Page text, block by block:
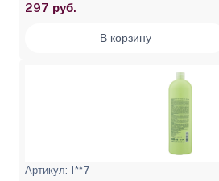
297 руб.
В корзину
Артикул: 1**7